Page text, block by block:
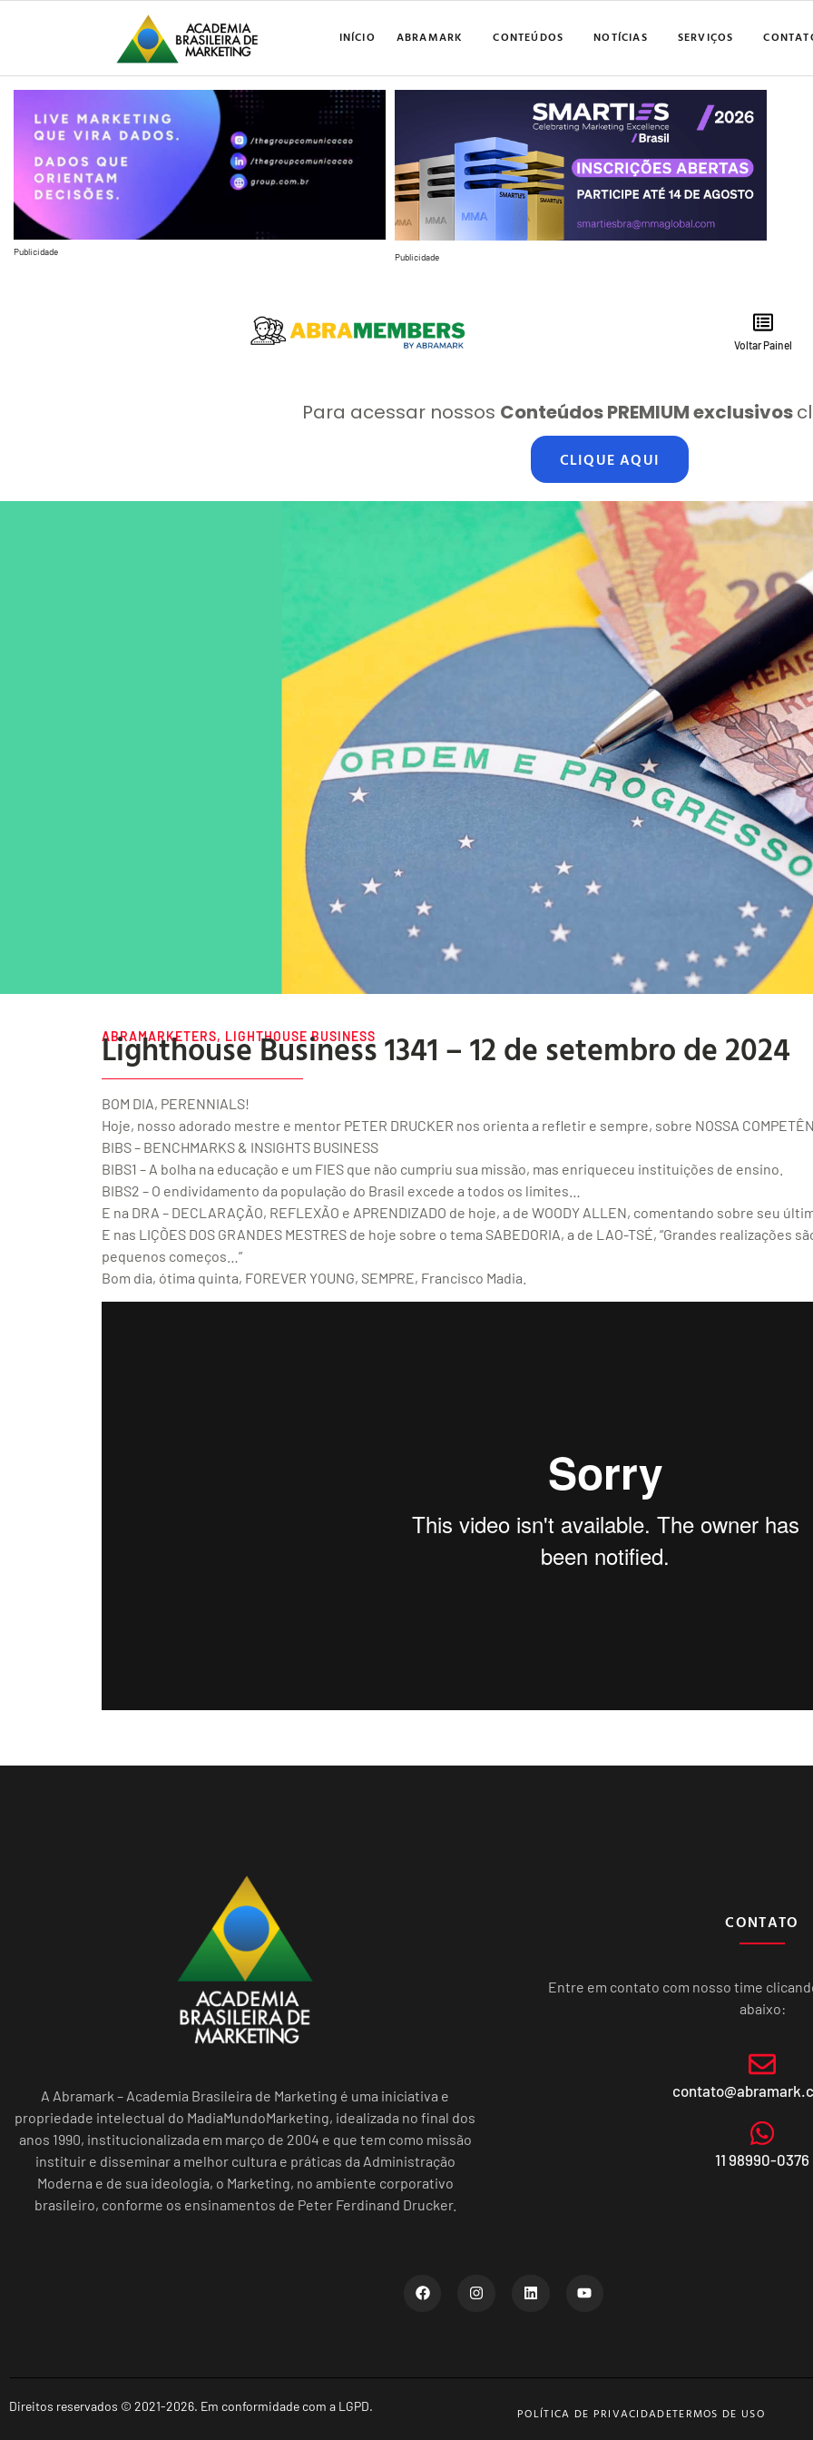
INÍCIO ABRAMARK CONTEÚDOS NOTÍCIAS SERVIÇOS
Publicidade Publicidade
Voltar Painel
Para acessar nossos Conteúdos PREMIUM exclusivos
CLIQUE AQUI
ABRAMARKETERS, LIGHTHOUSE BUSINESS
Lighthouse Business 1341 – 12 de setembro de 2024
BOM DIA, PERENNIALS!
Hoje, nosso adorado mestre e mentor PETER DRUCKER nos orienta a refletir e sempre, sobre NOSSA
BIBS – BENCHMARKS & INSIGHTS BUSINESS
BIBS1 – A bolha na educação e um FIES que não cumpriu sua missão, mas enriqueceu instituições de ensino.
BIBS2 – O endividamento da população do Brasil excede a todos os limites…
E na DRA – DECLARAÇÃO, REFLEXÃO e APRENDIZADO de hoje, a de WOODY ALLEN, comentando sobre seu
E nas LIÇÕES DOS GRANDES MESTRES de hoje sobre o tema SABEDORIA, a de LAO-TSÉ, “Grandes realizações
pequenos começos…”
Bom dia, ótima quinta, FOREVER YOUNG, SEMPRE, Francisco Madia.
A Abramark – Academia Brasileira de Marketing é uma iniciativa e
propriedade intelectual do MadiaMundoMarketing, idealizada no final dos
anos 1990, institucionalizada em março de 2004 e que tem como missão
instituir e disseminar a melhor cultura e práticas da Administração
Moderna e de sua ideologia, o Marketing, no ambiente corporativo
brasileiro, conforme os ensinamentos de Peter Ferdinand Drucker.
CONTATO
Entre em contato com nosso time
abaixo:
11 98990-0376
Direitos reservados © 2021-2026. Em conformidade com a LGPD. POLÍTICA DE PRIVACIDADETERMOS DE USO